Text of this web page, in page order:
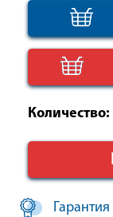
Количество:
Гарантия